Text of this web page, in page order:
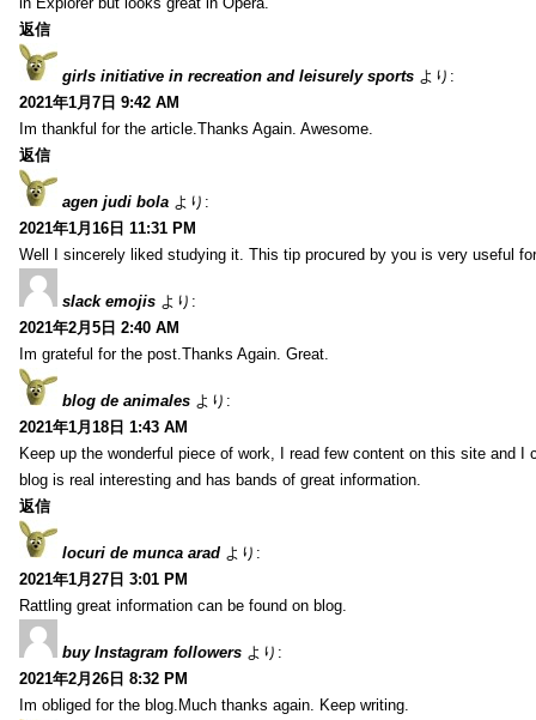
返信
girls initiative in recreation and leisurely sports より:
2021年1月7日 9:42 AM
Im thankful for the article.Thanks Again. Awesome.
返信
agen judi bola より:
2021年1月16日 11:31 PM
Well I sincerely liked studying it. This tip procured by you is very useful
slack emojis より:
2021年2月5日 2:40 AM
Im grateful for the post.Thanks Again. Great.
blog de animales より:
2021年1月18日 1:43 AM
Keep up the wonderful piece of work, I read few content on this site and I
blog is real interesting and has bands of great information.
返信
locuri de munca arad より:
2021年1月27日 3:01 PM
Rattling great information can be found on blog.
buy Instagram followers より:
2021年2月26日 8:32 PM
Im obliged for the blog.Much thanks again. Keep writing.